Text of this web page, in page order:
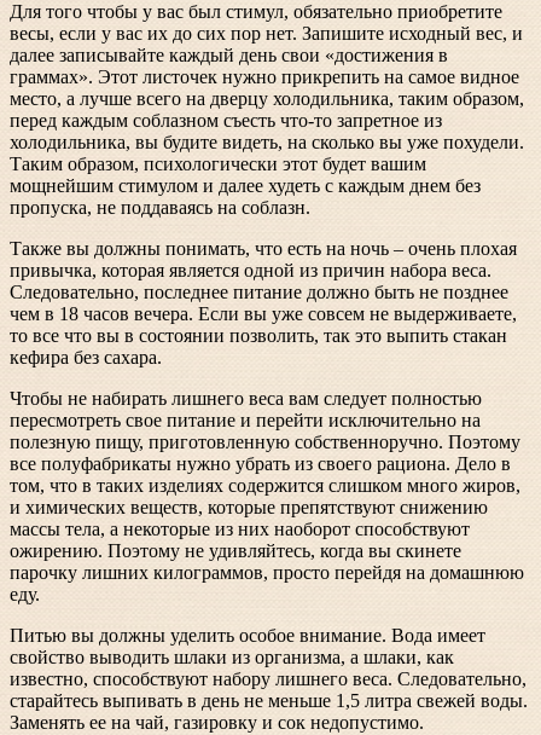
Для того чтобы у вас был стимул, обязательно приобретите
весы, если у вас их до сих пор нет. Запишите исходный вес, и
далее записывайте каждый день свои «достижения в
граммах». Этот листочек нужно прикрепить на самое видное
место, а лучше всего на дверцу холодильника, таким образом,
перед каждым соблазном съесть что-то запретное из
холодильника, вы будите видеть, на сколько вы уже похудели.
Таким образом, психологически этот будет вашим
мощнейшим стимулом и далее худеть с каждым днем без
пропуска, не поддаваясь на соблазн.
Также вы должны понимать, что есть на ночь – очень плохая
привычка, которая является одной из причин набора веса.
Следовательно, последнее питание должно быть не позднее
чем в 18 часов вечера. Если вы уже совсем не выдерживаете,
то все что вы в состоянии позволить, так это выпить стакан
кефира без сахара.
Чтобы не набирать лишнего веса вам следует полностью
пересмотреть свое питание и перейти исключительно на
полезную пищу, приготовленную собственноручно. Поэтому
все полуфабрикаты нужно убрать из своего рациона. Дело в
том, что в таких изделиях содержится слишком много жиров,
и химических веществ, которые препятствуют снижению
массы тела, а некоторые из них наоборот способствуют
ожирению. Поэтому не удивляйтесь, когда вы скинете
парочку лишних килограммов, просто перейдя на домашнюю
еду.
Питью вы должны уделить особое внимание. Вода имеет
свойство выводить шлаки из организма, а шлаки, как
известно, способствуют набору лишнего веса. Следовательно,
старайтесь выпивать в день не меньше 1,5 литра свежей воды.
Заменять ее на чай, газировку и сок недопустимо.